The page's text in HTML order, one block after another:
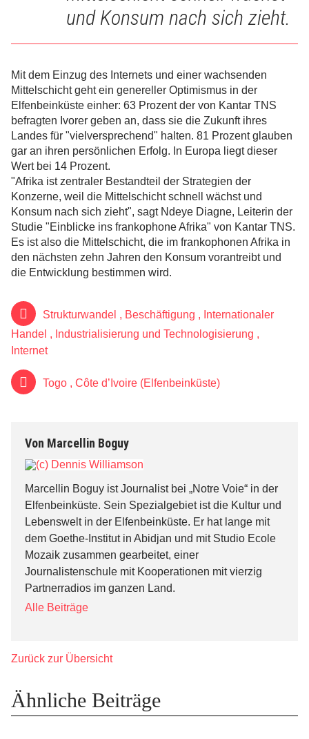
Von Marcellin Boguy
Marcellin Boguy ist Journalist bei „Notre Voie“ in der
Elfenbeinküste. Sein Spezialgebiet ist die Kultur und
Lebenswelt in der Elfenbeinküste. Er hat lange mit
dem Goethe-Institut in Abidjan und mit Studio Ecole
Mozaik zusammen gearbeitet, einer
Journalistenschule mit Kooperationen mit vierzig
Partnerradios im ganzen Land.
Alle Beiträge
und Konsum nach sich zieht.
Mit dem Einzug des Internets und einer wachsenden
Mittelschicht geht ein genereller Optimismus in der
Elfenbeinküste einher: 63 Prozent der von Kantar TNS
befragten Ivorer geben an, dass sie die Zukunft ihres
Landes für "vielversprechend" halten. 81 Prozent glauben
gar an ihren persönlichen Erfolg. In Europa liegt dieser
Wert bei 14 Prozent.
"Afrika ist zentraler Bestandteil der Strategien der
Konzerne, weil die Mittelschicht schnell wächst und
Konsum nach sich zieht", sagt Ndeye Diagne, Leiterin der
Studie "Einblicke ins frankophone Afrika" von Kantar TNS.
Es ist also die Mittelschicht, die im frankophonen Afrika in
den nächsten zehn Jahren den Konsum vorantreibt und
die Entwicklung bestimmen wird.
Strukturwandel , Beschäftigung , Internationaler
Handel , Industrialisierung und Technologisierung ,
Internet
Togo , Côte d’Ivoire (Elfenbeinküste)
Zurück zur Übersicht
Ähnliche Beiträge